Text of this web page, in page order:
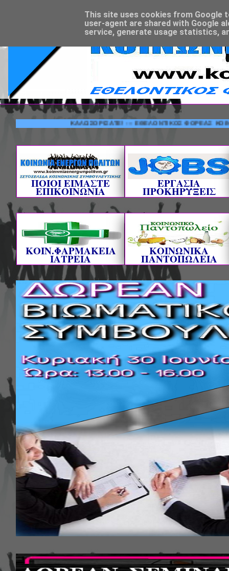
ΚΑΛΩΣΟΡΙΣΑΤΕ! --- ΕΘΕΛΟΝΤΙΚΟΣ ΦΟΡΕΑΣ
ΠΟΙΟΙ ΕΙΜΑΣΤΕ
ΕΠΙΚΟΙΝΩΝΙΑ
ΕΡΓΑΣΙΑ
ΠΡΟΚΗΡΥΞΕΙΣ
ΚΟΙΝ.ΦΑΡΜΑΚΕΙΑ
ΙΑΤΡΕΙΑ
ΚΟΙΝΩΝΙΚΑ
ΠΑΝΤΟΠΩΛΕΙΑ
This site uses cookies from Google
user-agent are shared with Google
service, generate usage statistics,